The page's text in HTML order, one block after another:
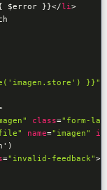
$error }}</li>
}}"
class="form-
name="imagen" id
="invalid-feedback">